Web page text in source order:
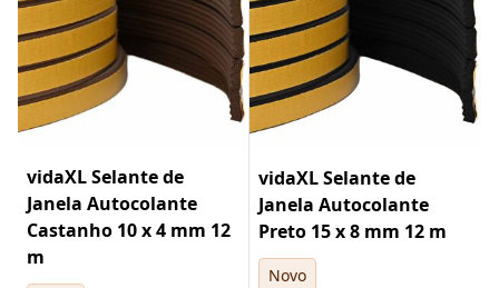
vidaXL Selante de
Janela Autocolante
Castanho 10 x 4 mm 12
m
vidaXL Selante de
Janela Autocolante
Preto 15 x 8 mm 12 m
Novo